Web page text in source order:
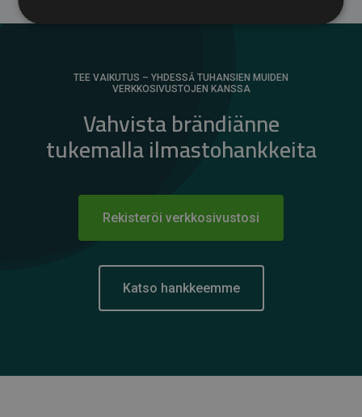
TEE VAIKUTUS – YHDESSÄ TUHANSIEN MUIDEN
VERKKOSIVUSTOJEN KANSSA
Vahvista brändiänne
tukemalla ilmastohankkeita
Rekisteröi verkkosivustosi
Katso hankkeemme